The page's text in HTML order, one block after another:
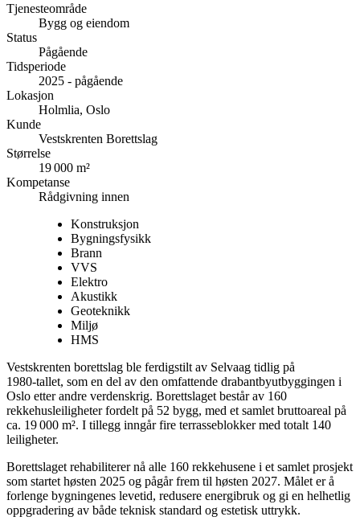
Tjenesteområde
Bygg og eiendom
Status
Pågående
Tidsperiode
2025 - pågående
Lokasjon
Holmlia, Oslo
Kunde
Vestskrenten Borettslag
Størrelse
19 000 m²
Kompetanse
Rådgivning innen
Konstruksjon
Bygningsfysikk
Brann
VVS
Elektro
Akustikk
Geoteknikk
Miljø
HMS
Vestskrenten borettslag ble ferdigstilt av Selvaag tidlig på
1980‑tallet, som en del av den omfattende drabantbyutbyggingen i
Oslo etter andre verdenskrig. Borettslaget består av 160
rekkehusleiligheter fordelt på 52 bygg, med et samlet bruttoareal på
ca. 19 000 m². I tillegg inngår fire terrasseblokker med totalt 140
leiligheter.
Borettslaget rehabiliterer nå alle 160 rekkehusene i et samlet prosjekt
som startet høsten 2025 og pågår frem til høsten 2027. Målet er å
forlenge bygningenes levetid, redusere energibruk og gi en helhetlig
oppgradering av både teknisk standard og estetisk uttrykk.